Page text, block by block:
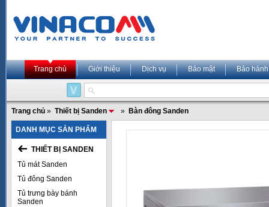
Trang chủ Giới thiệu Dịch vụ Bảo mật Bảo hành
Trang chủ » Thiết bị Sanden » Bàn đông Sanden
DANH MỤC SẢN PHẨM
THIẾT BỊ SANDEN
Tủ mát Sanden
Tủ đông Sanden
Tủ trưng bày bánh
Sanden